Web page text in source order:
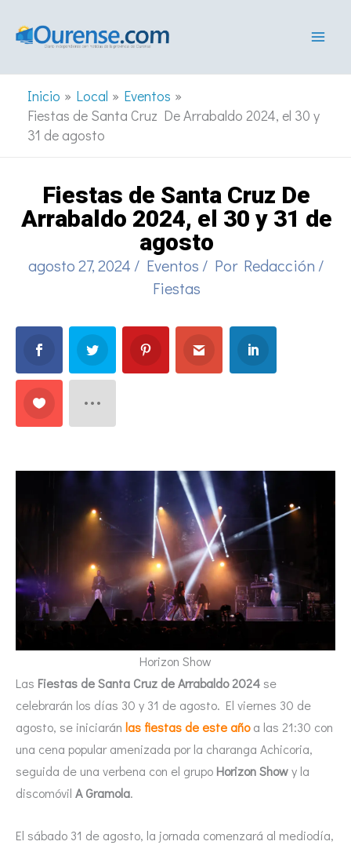
Inicio Local
Eventos
Fiestas de Santa Cruz De Arrabaldo 2024, el 30 y
31 de agosto
Fiestas de Santa Cruz De
Arrabaldo 2024, el 30 y 31 de
agosto
agosto 27, 2024 / Eventos / Por Redacción /
Fiestas
Horizon Show
Las Fiestas de Santa Cruz de Arrabaldo 2024se
celebrarán los días 30 y 31 de agosto. El viernes 30 de
agosto, se iniciarán las fiestas de este añoa las 21:30 con
una cena popular amenizada por la charanga Achicoria,
seguida de una verbena con el grupo Horizon Showy la
discomóvil A Gramola.
El sábado 31 de agosto, la jornada comenzará al mediodía,